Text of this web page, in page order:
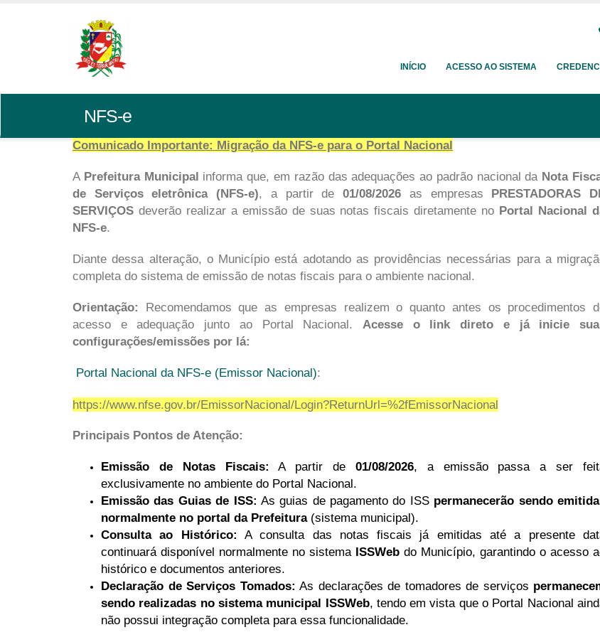
INÍCIO ACESSO AO SISTEMA
NFS-e
Comunicado Importante: Migração da NFS-e para o Portal Nacional
A Prefeitura Municipal informa que, em razão das adequações ao padrão nacional da Nota
de Serviços eletrônica (NFS-e), a partir de01/08/2026 as empresas PRESTADORAS
SERVIÇOS deverão realizar a emissão de suas notas fiscais diretamente no Portal Nacional
NFS-e.
Diante dessa alteração, o Município está adotando as providências necessárias para a
completa do sistema de emissão de notas fiscais para o ambiente nacional.
Orientação: Recomendamos que as empresas realizem o quanto antes os procedimentos
acesso e adequação junto ao Portal Nacional. Acesse o link direto e já inicie
configurações/emissões por lá:
Portal Nacional da NFS-e (Emissor Nacional):
https://www.nfse.gov.br/EmissorNacional/Login?ReturnUrl=%2fEmissorNacional
Principais Pontos de Atenção:
Emissão de Notas Fiscais: A partir de 01/08/2026, a emissão passa a ser
exclusivamente no ambiente do Portal Nacional.
Emissão das Guias de ISS: As guias de pagamento do ISS permanecerão sendo
normalmente no portal da Prefeitura(sistema municipal).
Consulta ao Histórico: A consulta das notas fiscais já emitidas até a presente
continuará disponível normalmente no sistema ISSWeb do Município, garantindo o acesso
histórico e documentos anteriores.
Declaração de Serviços Tomados: As declarações de tomadores de serviços
sendo realizadas no sistema municipal ISSWeb, tendo em vista que o Portal Nacional
não possui integração completa para essa funcionalidade.